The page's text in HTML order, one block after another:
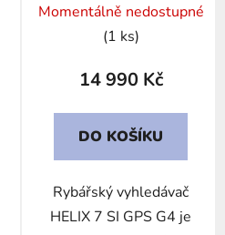
Momentálně nedostupné
(1 ks)
14 990 Kč
DO KOŠÍKU
Rybářský vyhledávač
HELIX 7 SI GPS G4 je